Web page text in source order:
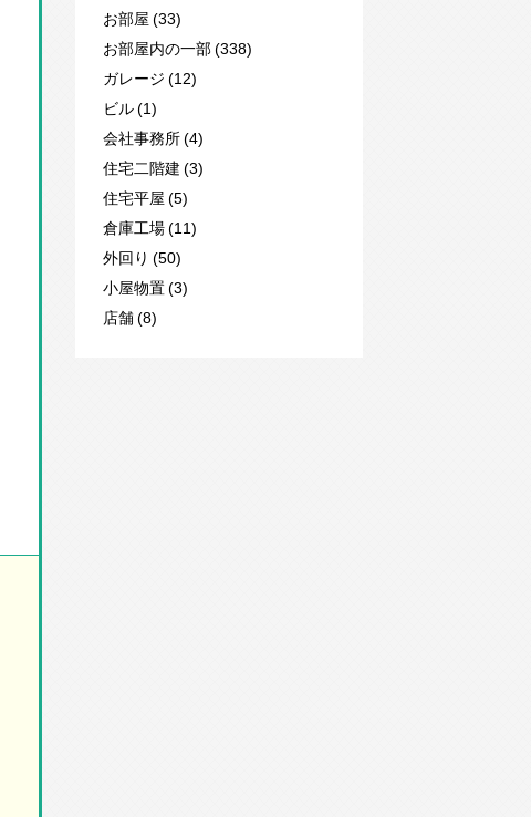
お部屋 (33)
お部屋内の一部 (338)
ガレージ (12)
ビル (1)
会社事務所 (4)
住宅二階建 (3)
住宅平屋 (5)
倉庫工場 (11)
外回り (50)
小屋物置 (3)
店舗 (8)